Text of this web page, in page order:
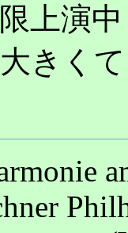
上演
きく